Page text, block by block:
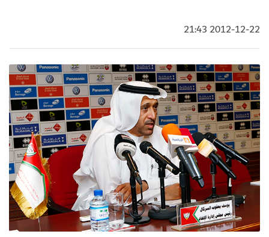
2012-12-22 21:43